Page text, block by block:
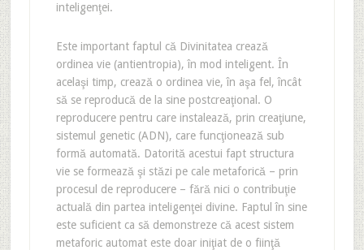
inteligenţei.
Este important faptul că Divinitatea crează
ordinea vie (antientropia), în mod inteligent. În
acelaşi timp, crează o ordinea vie, în aşa fel, încât
să se reproducă de la sine postcreaţional. O
reproducere pentru care instalează, prin creaţiune,
sistemul genetic (ADN), care funcţionează sub
formă automată. Datorită acestui fapt structura
vie se formează şi stăzi pe cale metaforică – prin
procesul de reproducere – fără nici o contribuţie
actuală din partea inteligenţei divine. Faptul în sine
este suficient ca să demonstreze că acest sistem
metaforic automat este doar iniţiat de o fiinţă